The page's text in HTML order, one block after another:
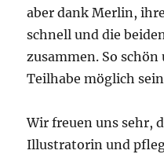
aber dank Merlin,
schnell und die
zusammen. So
Teilhabe möglich
Wir freuen uns sehr,
Illustratorin und